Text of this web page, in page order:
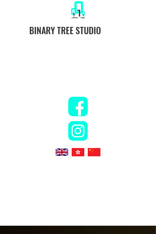
BINARY TREE STUDIO